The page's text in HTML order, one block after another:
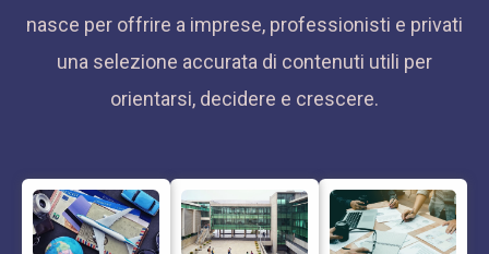
nasce per offrire a imprese, professionisti e privati
una selezione accurata di contenuti utili per
orientarsi, decidere e crescere.